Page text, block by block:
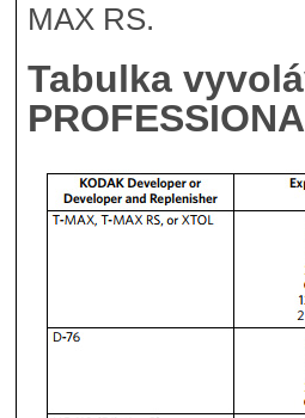
MAX RS.
Tabulka